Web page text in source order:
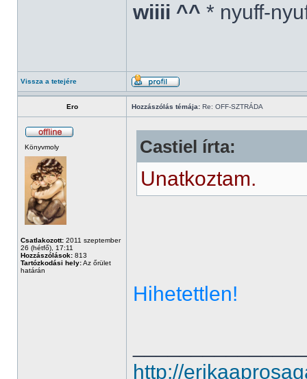
wiiii ^^ * nyuff-
Vissza a tetejére
Ero Hozzászólás témája: Re: OFF-SZTRÁDA
Könyvmoly
Csatlakozott: 2011 szeptember
26 (hétfő), 17:11
Hozzászólások: 813
Tartózkodási hely:Az őrület
határán
Castiel írta:
Unatkoztam.
Hihetettlen!
http://